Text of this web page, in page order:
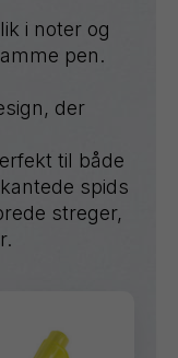
i noter og
pen.
der
til både
spids
streger,